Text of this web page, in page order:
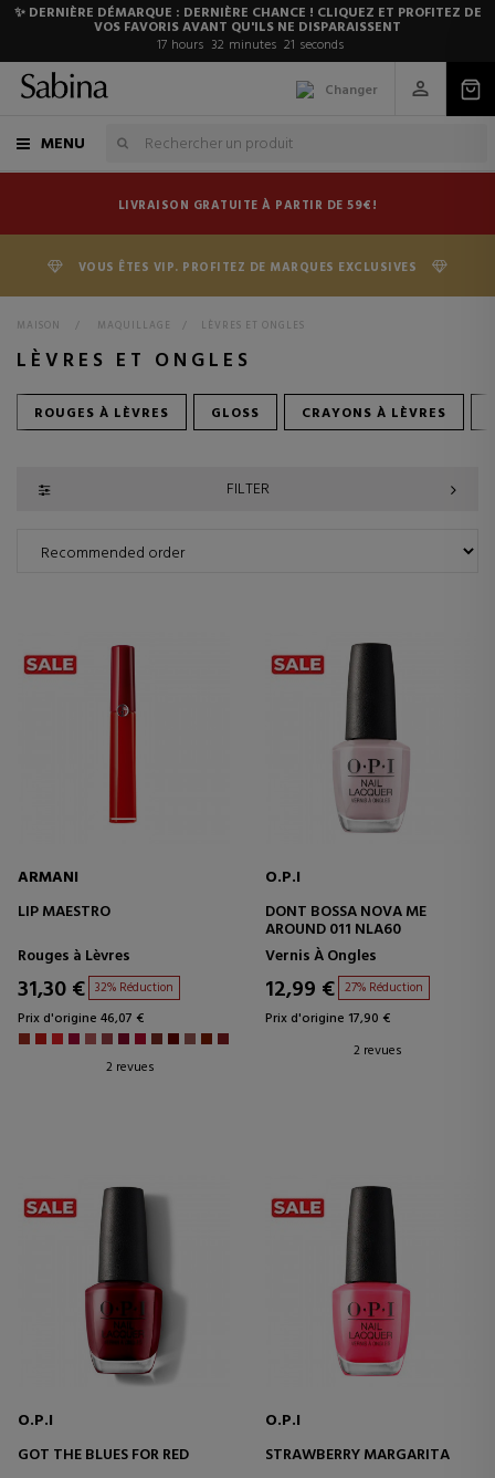
✨ DERNIÈRE DÉMARQUE : DERNIÈRE CHANCE ! CLIQUEZ ET PROFITEZ DE
VOS FAVORIS AVANT QU'ILS NE DISPARAISSENT
17 hours 32 minutes 20 seconds
Changer
MENU
LIVRAISON GRATUITE À PARTIR DE 59€!
VOUS ÊTES VIP. PROFITEZ DE MARQUES EXCLUSIVES
MAISON > MAQUILLAGE > LÈVRES ET ONGLES
LÈVRES ET ONGLES
ROUGES À LÈVRES GLOSS CRAYONS À LÈVRES
FILTER
ARMANI
LIP MAESTRO
Rouges à Lèvres
31,30 € 32% Réduction
Prix d'origine 46,07 €
2 revues
O.P.I
DONT BOSSA NOVA ME
AROUND 011 NLA60
Vernis À Ongles
12,99 € 27% Réduction
Prix d'origine 17,90 €
2 revues
O.P.I
GOT THE BLUES FOR RED
O.P.I
STRAWBERRY MARGARITA